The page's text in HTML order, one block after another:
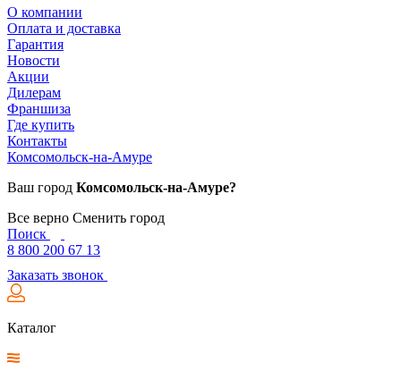
О компании
Оплата и доставка
Гарантия
Новости
Акции
Дилерам
Франшиза
Где купить
Контакты
Комсомольск-на-Амуре
Ваш город Комсомольск-на-Амуре?
Все верно Сменить город
Поиск
8 800 200 67 13
Заказать звонок
Каталог